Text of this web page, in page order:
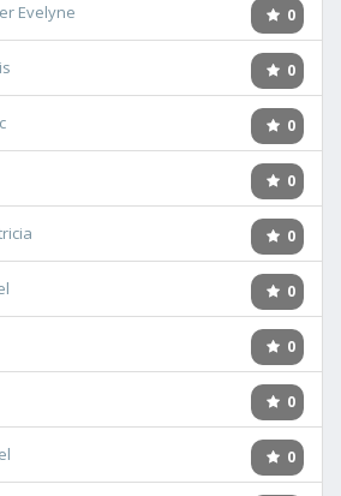
0
Evelyne
0
0
0
0
0
0
0
0